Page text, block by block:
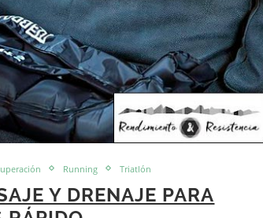
Running Triatlón
Y DRENAJE PARA